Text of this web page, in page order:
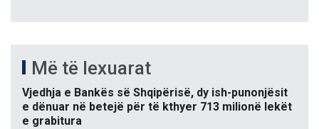
Më të lexuarat
Vjedhja e Bankës së Shqipërisë, dy ish-punonjësit
e dënuar në betejë për të kthyer 713 milionë lekët
e grabitura